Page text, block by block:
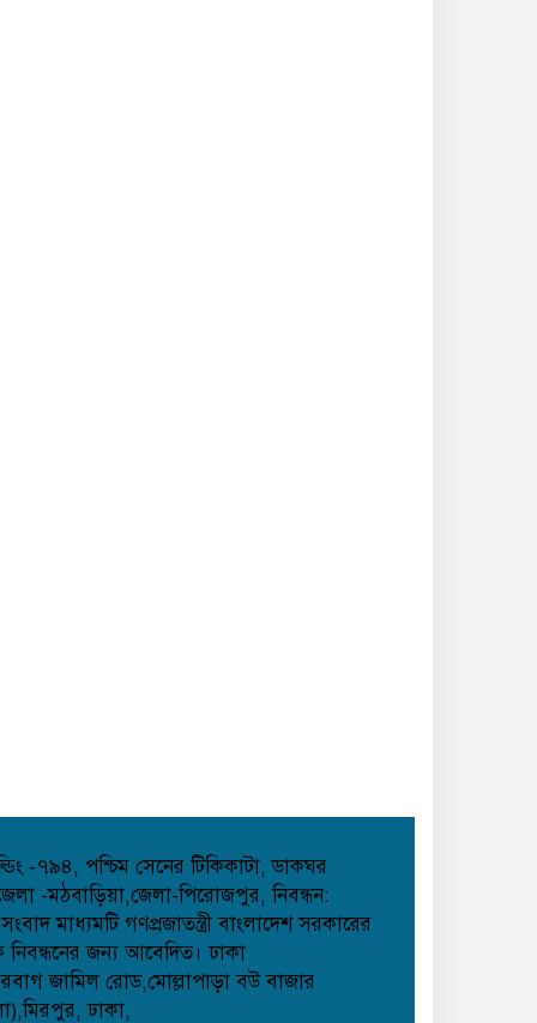
-৭৯৪, পশ্চিম সেনের টিকিকাটা, ডাকঘর
-মঠবাড়িয়া,জেলা-পিরোজপুর, নিবন্ধন:
মাধ্যমটি গণপ্রজাতন্ত্রী বাংলাদেশ সরকারের
নিবন্ধনের জন্য আবেদিত। ঢাকা
জামিল রোড,মোল্লাপাড়া বউ বাজার
ঢাকা,